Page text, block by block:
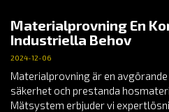
Materialprovning En
Industriella Behov
2024-12-06
Materialprovning är en
säkerhet och prestanda
Mätsystem erbjuder vi